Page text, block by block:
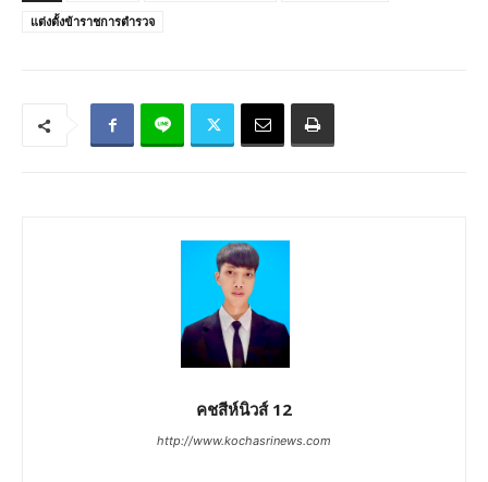
แต่งตั้งข้าราชการตำรวจ
คชสีห์นิวส์ 12
http://www.kochasrinews.com